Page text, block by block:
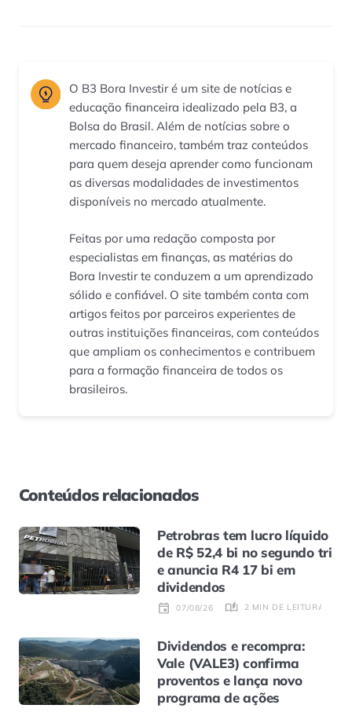
O B3 Bora Investir é um site de notícias e
educação financeira idealizado pela B3, a
Bolsa do Brasil. Além de notícias sobre o
mercado financeiro, também traz conteúdos
para quem deseja aprender como funcionam
as diversas modalidades de investimentos
disponíveis no mercado atualmente.
Feitas por uma redação composta por
especialistas em finanças, as matérias do
Bora Investir te conduzem a um aprendizado
sólido e confiável. O site também conta com
artigos feitos por parceiros experientes de
outras instituições financeiras, com conteúdos
que ampliam os conhecimentos e contribuem
para a formação financeira de todos os
brasileiros.
Conteúdos relacionados
Petrobras tem lucro líquido
de R$ 52,4 bi no segundo tri
e anuncia R4 17 bi em
dividendos
07/08/26 2 MIN DE LEITURA
Dividendos e recompra:
Vale (VALE3) confirma
proventos e lança novo
programa de ações